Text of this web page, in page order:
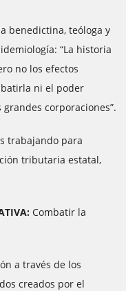
benedictina, teóloga y
“La historia
no los efectos
ni el poder
corporaciones”.
trabajando para
tributaria estatal,
Combatir la
a través de los
creados por el